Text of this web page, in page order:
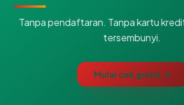
Tanpa pendaftaran. Tanpa kartu
tersembunyi.
Mulai cek gratis →